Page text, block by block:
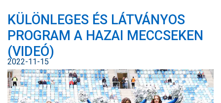
JEGYÉRTÉKESÍTÉS
WEBSHOP
STADION
EGYESÜLET
KAPCSOLAT
NYITÓLAP
HÍREK
KÜLÖNLEGES ÉS LÁTVÁNYOS
PROGRAM A HAZAI MECCSEKEN
(VIDEÓ)
2022-11-15